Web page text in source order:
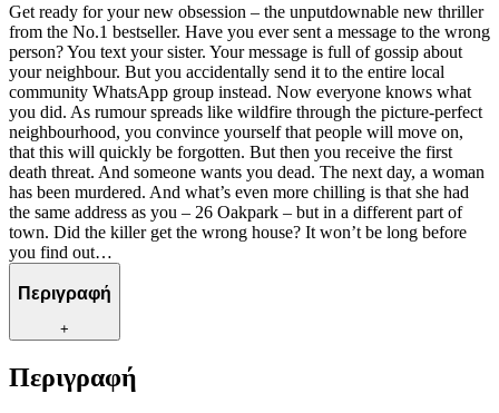
Get ready for your new obsession – the unputdownable new thriller
from the No.1 bestseller. Have you ever sent a message to the wrong
person? You text your sister. Your message is full of gossip about
your neighbour. But you accidentally send it to the entire local
community WhatsApp group instead. Now everyone knows what
you did. As rumour spreads like wildfire through the picture-perfect
neighbourhood, you convince yourself that people will move on,
that this will quickly be forgotten. But then you receive the first
death threat. And someone wants you dead. The next day, a woman
has been murdered. And what’s even more chilling is that she had
the same address as you – 26 Oakpark – but in a different part of
town. Did the killer get the wrong house? It won’t be long before
you find out…
Περιγραφή
+
Περιγραφή